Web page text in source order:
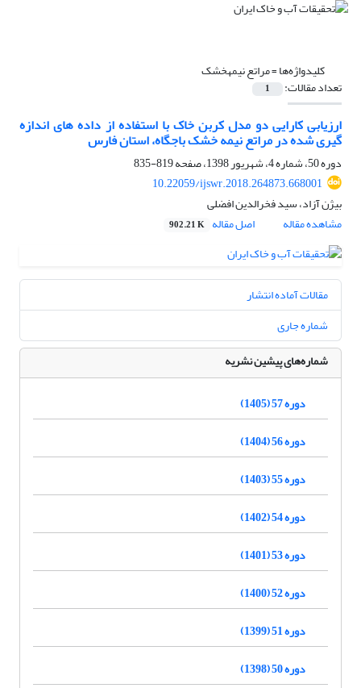
کلیدواژه‌ها =مراتع نیمه‏خشک
تعداد مقالات: 1
ارزیابی کارایی دو مدل کربن خاک با استفاده از داده ‏های اندازه‏
گیری‏ شده در مراتع نیمه‏ خشک باجگاه، استان فارس
دوره 50، شماره 4، شهریور 1398، صفحه
819-835
10.22059/ijswr.2018.264873.668001
بیژن آزاد، سید فخرالدین افضلی
مشاهده مقاله
اصل مقاله 902.21 K
مقالات آماده انتشار
شماره جاری
شماره‌های پیشین نشریه
دوره 57 (1405)
دوره 56 (1404)
دوره 55 (1403)
دوره 54 (1402)
دوره 53 (1401)
دوره 52 (1400)
دوره 51 (1399)
دوره 50 (1398)